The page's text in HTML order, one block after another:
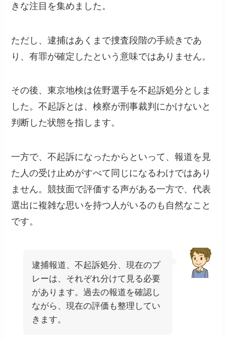
きな注目を集めました。
ただし、逮捕はあくまで捜査段階の手続きであ
り、有罪が確定したという意味ではありません。
その後、東京地検は佐野選手を不起訴処分としま
した。不起訴とは、検察が刑事裁判にかけないと
判断した状態を指します。
一方で、不起訴になったからといって、報道を見
た人の受け止めがすべて同じになるわけではあり
ません。競技面で評価する声がある一方で、代表
選出に複雑な思いを持つ人がいるのも自然なこと
です。
逮捕報道、不起訴処分、現在のプ
レーは、それぞれ分けて見る必要
があります。過去の報道を確認し
ながら、現在の評価も整理してい
きます。